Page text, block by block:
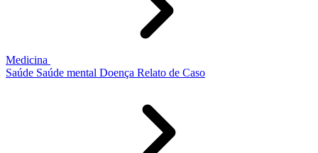
Medicina
Saúde Saúde mental Doença Relato de Caso